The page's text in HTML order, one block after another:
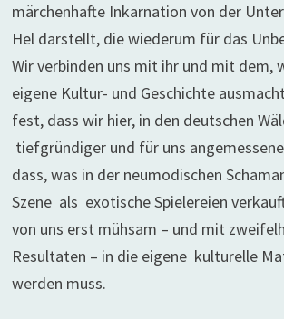
märchenhafte Inkarnation von der
Hel darstellt, die wiederum für das
Wir verbinden uns mit ihr und mit dem,
eigene Kultur- und Geschichte
fest, dass wir hier, in den deutschen
tiefgründiger und für uns
dass, was in der neumodischen
Szene als exotische Spielereien
von uns erst mühsam – und mit
Resultaten – in die eigene kulturelle
werden muss.